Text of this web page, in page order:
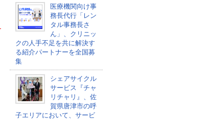
医療機関向け事
務長代行「レン
タル事務長さ
ん」、クリニッ
クの人手不足を共に解決す
る紹介パートナーを全国募
集
シェアサイクル
サービス『チャ
リチャリ』、佐
賀県唐津市の呼
子エリアにおいて、サービ